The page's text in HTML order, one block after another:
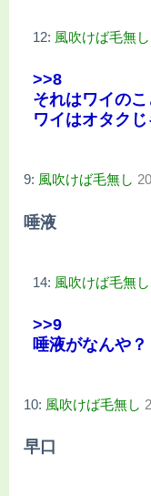
12: 風吹けば毛無し
>>8
それはワイの
ワイはオタク
9: 風吹けば毛無し
唾液
14: 風吹けば毛無し
>>9
唾液がなんや？
10: 風吹けば毛無し
早口